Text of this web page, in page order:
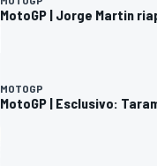
MotoGP | Jorge Martin
MOTOGP
MotoGP | Esclusivo: